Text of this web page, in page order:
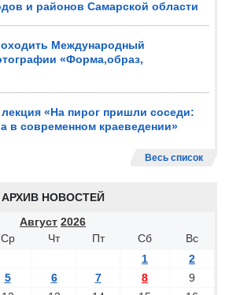
и районов Самарской области
Международный
«Форма,образ,
«На пирог пришли соседи:
в современном краеведении»
Весь список
АРХИВ НОВОСТЕЙ
Август 2026
Ср Чт Пт Сб
Вс
1
2
5 6 7 8
9